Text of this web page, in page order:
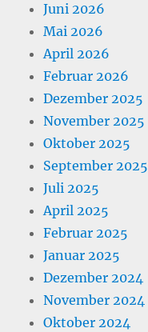
Juni 2026
Mai 2026
April 2026
Februar 2026
Dezember 2025
November 2025
Oktober 2025
September 2025
Juli 2025
April 2025
Februar 2025
Januar 2025
Dezember 2024
November 2024
Oktober 2024